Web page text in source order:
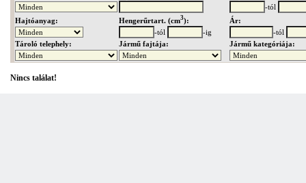
-tól
Hajtóanyag:
Hengerűrtart. (cm3):
Ár:
-tól
-ig
-tól
Tároló telephely:
Jármű fajtája: Jármű kategóriája:
Nincs találat!